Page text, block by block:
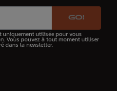
GO!
uniquement utilisée pour vous
Vous pouvez à tout moment utiliser
dans la newsletter.